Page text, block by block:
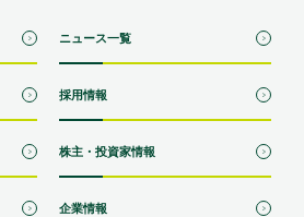
ニュース一覧
採用情報
株主・投資家情報
企業情報